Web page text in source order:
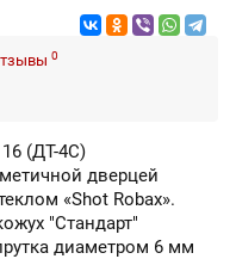
0
(ДТ-4C)
дверцей
«Shot Robax».
"Стандарт"
диаметром 6 мм